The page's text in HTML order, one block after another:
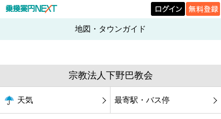
地図・タウンガイド
宗教法人下野巴教会
天気 最寄駅・バス停